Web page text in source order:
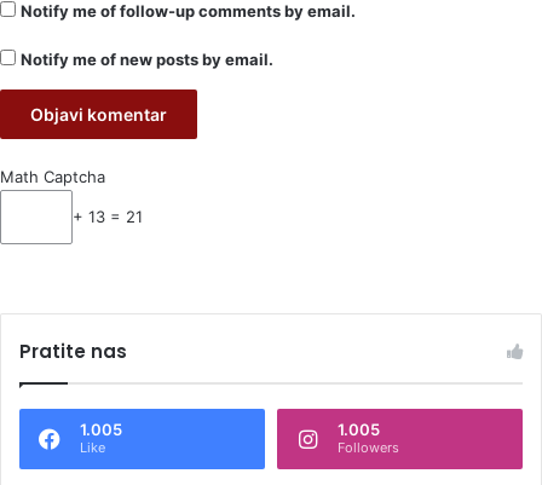
Notify me of follow-up comments by email.
Notify me of new posts by email.
Math Captcha
+ 13 = 21
Pratite nas
1.005
Like
1.005
Followers